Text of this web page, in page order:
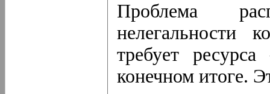
Проблема
нелегальности
требует
конечном итоге.